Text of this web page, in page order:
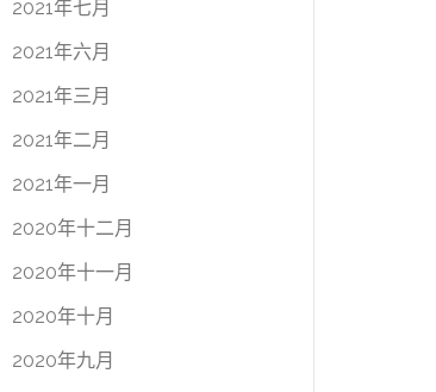
2021年七月
2021年六月
2021年三月
2021年二月
2021年一月
2020年十二月
2020年十一月
2020年十月
2020年九月